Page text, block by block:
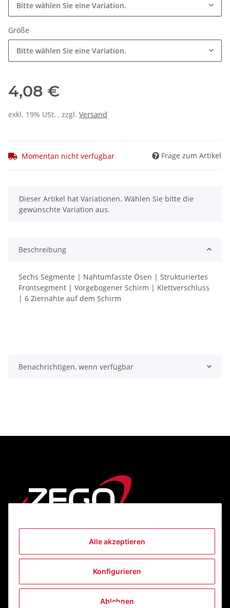
Alle akzeptieren
Konfigurieren
Ablehnen
Bitte wählen Sie eine Variation.
Größe
Bitte wählen Sie eine Variation.
4,08 €
exkl. 19% USt. , zzgl. Versand
Momentan nicht verfügbar Frage zum Artikel
x
Dieser Artikel hat Variationen. Wählen Sie bitte die
gewünschte Variation aus.
Beschreibung
Sechs Segmente | Nahtumfasste Ösen | Strukturiertes
Frontsegment | Vorgebogener Schirm | Klettverschluss
| 6 Ziernähte auf dem Schirm
Benachrichtigen, wenn verfügbar
Informationen